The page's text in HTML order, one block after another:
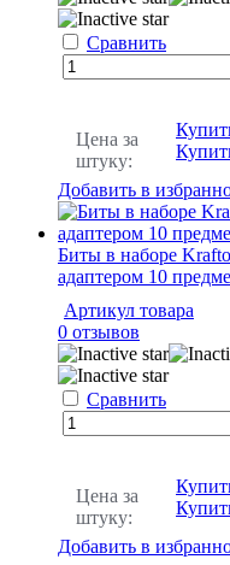
Сравнить
Цена за
штуку:
Добавить в
Биты в наборе
адаптером 10
Артикул товара
0 отзывов
Сравнить
Цена за
штуку:
Добавить в